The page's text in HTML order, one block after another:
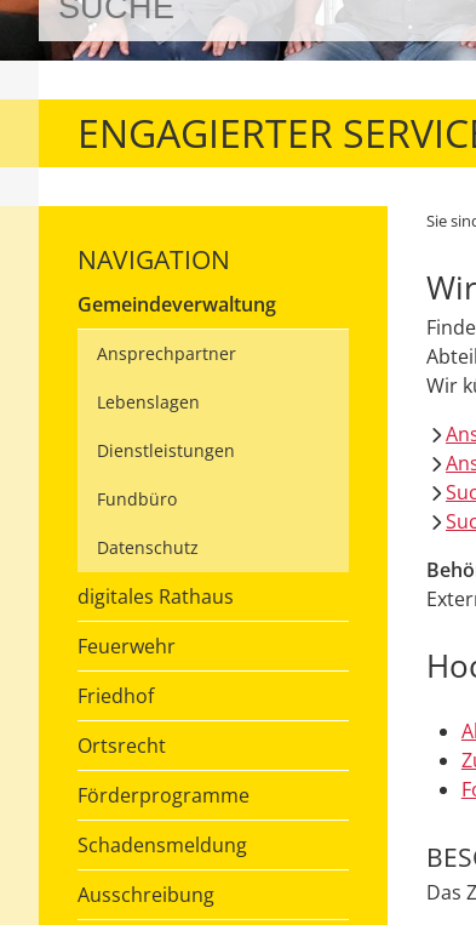
ENGAGIERTER
NAVIGATION
Gemeindeverwaltung
Ansprechpartner
Lebenslagen
Dienstleistungen
Fundbüro
Datenschutz
digitales Rathaus
Feuerwehr
Friedhof
Ortsrecht
Förderprogramme
Schadensmeldung
Ausschreibung
Sie
Wir
Das